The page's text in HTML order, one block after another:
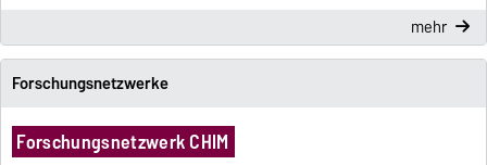
mehr
Forschungsnetzwerke
Forschungsnetzwerk CHIM